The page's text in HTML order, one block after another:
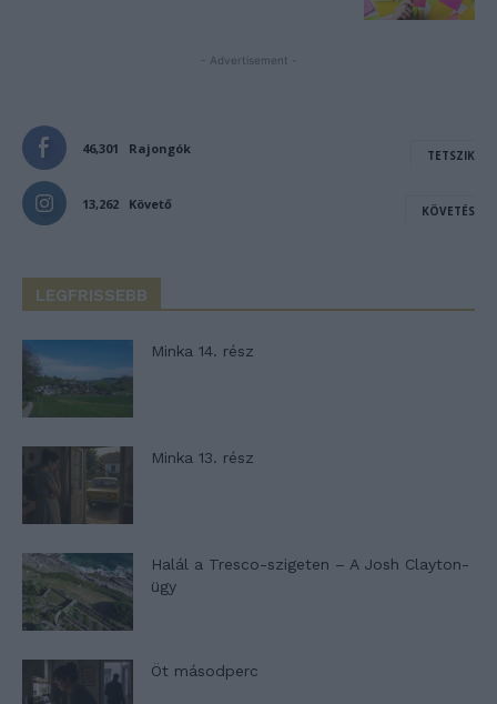
- Advertisement -
46,301 Rajongók TETSZIK
13,262 Követő KÖVETÉS
LEGFRISSEBB
Minka 14. rész
Minka 13. rész
Halál a Tresco-szigeten – A Josh Clayton-
ügy
Öt másodperc